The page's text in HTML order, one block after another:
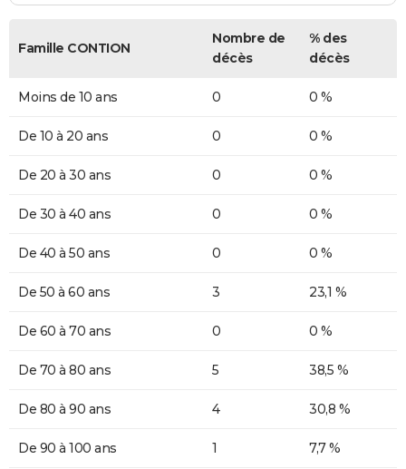
Famille CONTION
Nombre de
décès
% des
décès
Moins de 10 ans 0 0 %
De 10 à 20 ans 0 0 %
De 20 à 30 ans 0 0 %
De 30 à 40 ans 0 0 %
De 40 à 50 ans 0 0 %
De 50 à 60 ans 3 23,1 %
De 60 à 70 ans 0 0 %
De 70 à 80 ans 5 38,5 %
De 80 à 90 ans 4 30,8 %
De 90 à 100 ans 1 7,7 %